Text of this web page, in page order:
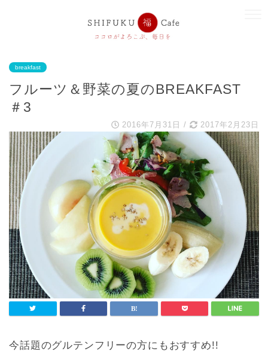
breakfast
フルーツ＆野菜の夏のBREAKFAST
＃3
2016年7月31日 / 2017年2月23日
今話題のグルテンフリーの方にもおすすめ!!